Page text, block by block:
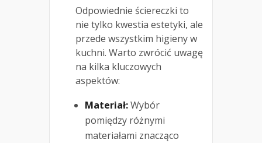
Odpowiednie ściereczki to
nie tylko kwestia estetyki, ale
przede wszystkim higieny w
kuchni. Warto zwrócić uwagę
na kilka kluczowych
aspektów:
Materiał:Wybór
pomiędzy różnymi
materiałami znacząco